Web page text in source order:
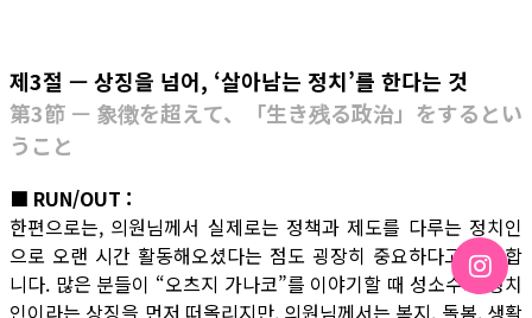
제3절 — 상징을 넘어, ‘살아남는 정치’를 한다는 것
第3節 — 象徴を超えて、「生き残る政治」をするとい
うこと
■ RUN/OUT :
한편으로는, 의원님께서 실제로는 정책과 제도를 다루는 정치인
으로 오랜 시간 활동해오셨다는 점도 굉장히 중요하다고 생각합
니다. 많은 분들이 “오츠지 가나코”를 이야기할 때 성소수자 정치